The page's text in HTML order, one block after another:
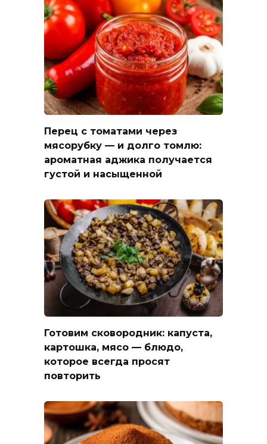
Перец с томатами через
мясорубку — и долго томлю:
ароматная аджика получается
густой и насыщенной
Готовим сковородник: капуста,
картошка, мясо — блюдо,
которое всегда просят
повторить